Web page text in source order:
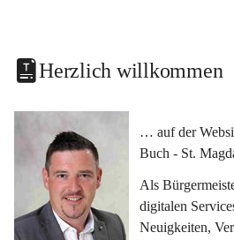
Herzlich willkommen
… auf der
Buch - St.
Als
digitalen
Neuigkeiten,